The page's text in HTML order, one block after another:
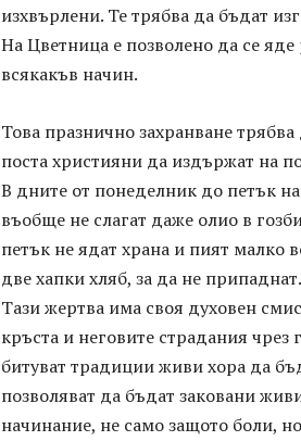
изхвърлени. Те трябва да бъдат
На Цветница е позволено да се
всякакъв начин.
Това празнично захранване
поста християни да издържат на
В дните от понеделник до петък
въобще не слагат даже олио в
петък не ядат храна и пият малко
две хапки хляб, за да не припаднат.
Тази жертва има своя духовен
кръста и неговите страдания чрез
битуват традиции живи хора да
позволяват да бъдат заковани
начинание, не само защото боли,